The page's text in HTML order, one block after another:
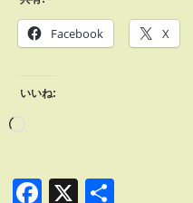
Facebook X
いいね:
Facebook
X